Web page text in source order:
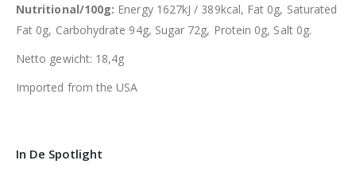
Nutritional/100g: Energy 1627kJ / 389kcal, Fat 0g, Saturated
Fat 0g, Carbohydrate 94g, Sugar 72g, Protein 0g, Salt 0g.
Netto gewicht: 18,4g
Imported from the USA
In De Spotlight